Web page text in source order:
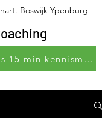
Boswijk Ypenburg
Plan jouw gratis 15 min kennismakingsgesprek